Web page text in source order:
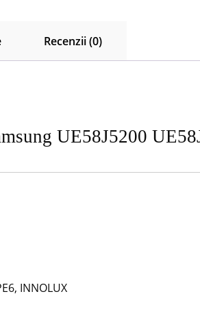
Recenzii (0)
UE58J5200
INNOLUX